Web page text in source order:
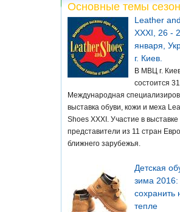
Основные темы
Leather
XXXI, 26 -
января,
г. Киев.
В МВЦ г.
состоится 31
Международная
выставка обуви, кожи и меха
Shoes XXXI. Участие в
представители из 11 стран
ближнего зарубежья.
Детская
зима 2016:
сохранить
тепле